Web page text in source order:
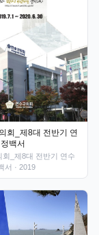
회_제8대 전반기 연
백서
회_제8대 전반기 연수
서 · 2019